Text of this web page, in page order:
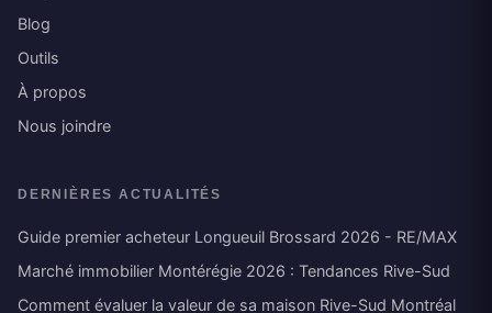
Blog
Outils
À propos
Nous joindre
DERNIÈRES ACTUALITÉS
Guide premier acheteur Longueuil Brossard 2026 - RE/MAX
Marché immobilier Montérégie 2026 : Tendances Rive-Sud
Comment évaluer la valeur de sa maison Rive-Sud Montréal